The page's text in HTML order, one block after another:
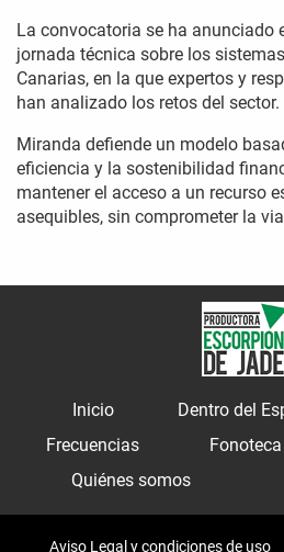
La convocatoria se ha anunciado
jornada técnica sobre los
Canarias, en la que expertos y
han analizado los retos del sector.
Miranda defiende un modelo
eficiencia y la sostenibilidad
mantener el acceso a un recurso
asequibles, sin comprometer la
Inicio Dentro del
Frecuencias
Fonoteca
Quiénes somos
Aviso Legal y condiciones de uso